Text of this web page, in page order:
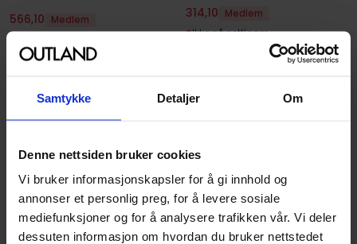
Samtykke Detaljer Om
Denne nettsiden bruker cookies
Vi bruker informasjonskapsler for å gi innhold og
annonser et personlig preg, for å levere sosiale
mediefunksjoner og for å analysere trafikken vår. Vi deler
dessuten informasjon om hvordan du bruker nettstedet
566,10 Medlem
På nettlager
314,10
Medlem
Ikke på nettlager